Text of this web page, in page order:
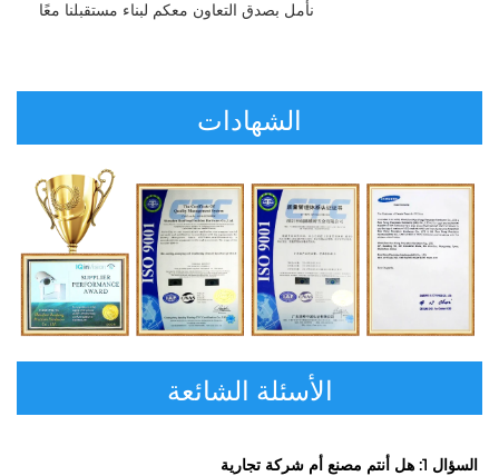
نأمل بصدق التعاون معكم لبناء مستقبلنا معًا
الشهادات
الأسئلة الشائعة
السؤال 1: هل أنتم مصنع أم شركة تجارية